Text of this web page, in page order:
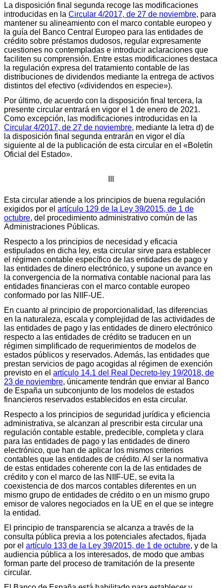
La disposición final segunda recoge las modificaciones
introducidas en la Circular 4/2017, de 27 de noviembre, para
mantener su alineamiento con el marco contable europeo y
la guía del Banco Central Europeo para las entidades de
crédito sobre préstamos dudosos, regular expresamente
cuestiones no contempladas e introducir aclaraciones que
faciliten su comprensión. Entre estas modificaciones destaca
la regulación expresa del tratamiento contable de las
distribuciones de dividendos mediante la entrega de activos
distintos del efectivo («dividendos en especie»).
Por último, de acuerdo con la disposición final tercera, la
presente circular entrará en vigor el 1 de enero de 2021.
Como excepción, las modificaciones introducidas en la
Circular 4/2017, de 27 de noviembre, mediante la letra d) de
la disposición final segunda entrarán en vigor el día
siguiente al de la publicación de esta circular en el «Boletín
Oficial del Estado».
Esta circular atiende a los principios de buena regulación
exigidos por el artículo 129 de la Ley 39/2015, de 1 de
octubre, del procedimiento administrativo común de las
Administraciones Públicas.
Respecto a los principios de necesidad y eficacia
estipulados en dicha ley, esta circular sirve para establecer
el régimen contable específico de las entidades de pago y
las entidades de dinero electrónico, y supone un avance en
la convergencia de la normativa contable nacional para las
entidades financieras con el marco contable europeo
conformado por las NIIF-UE.
En cuanto al principio de proporcionalidad, las diferencias
en la naturaleza, escala y complejidad de las actividades de
las entidades de pago y las entidades de dinero electrónico
respecto a las entidades de crédito se traducen en un
régimen simplificado de requerimientos de modelos de
estados públicos y reservados. Además, las entidades que
prestan servicios de pago acogidas al régimen de exención
previsto en el artículo 14.1 del Real Decreto-ley 19/2018, de
23 de noviembre, únicamente tendrán que enviar al Banco
de España un subconjunto de los modelos de estados
financieros reservados establecidos en esta circular.
Respecto a los principios de seguridad jurídica y eficiencia
administrativa, se alcanzan al prescribir esta circular una
regulación contable estable, predecible, completa y clara
para las entidades de pago y las entidades de dinero
electrónico, que han de aplicar los mismos criterios
contables que las entidades de crédito. Al ser la normativa
de estas entidades coherente con la de las entidades de
crédito y con el marco de las NIIF-UE, se evita la
coexistencia de dos marcos contables diferentes en un
mismo grupo de entidades de crédito o en un mismo grupo
emisor de valores negociados en la UE en el que se integre
la entidad.
El principio de transparencia se alcanza a través de la
consulta pública previa a los potenciales afectados, fijada
por el artículo 133 de la Ley 39/2015, de 1 de octubre, y de la
audiencia pública a los interesados, de modo que ambas
forman parte del proceso de tramitación de la presente
circular.